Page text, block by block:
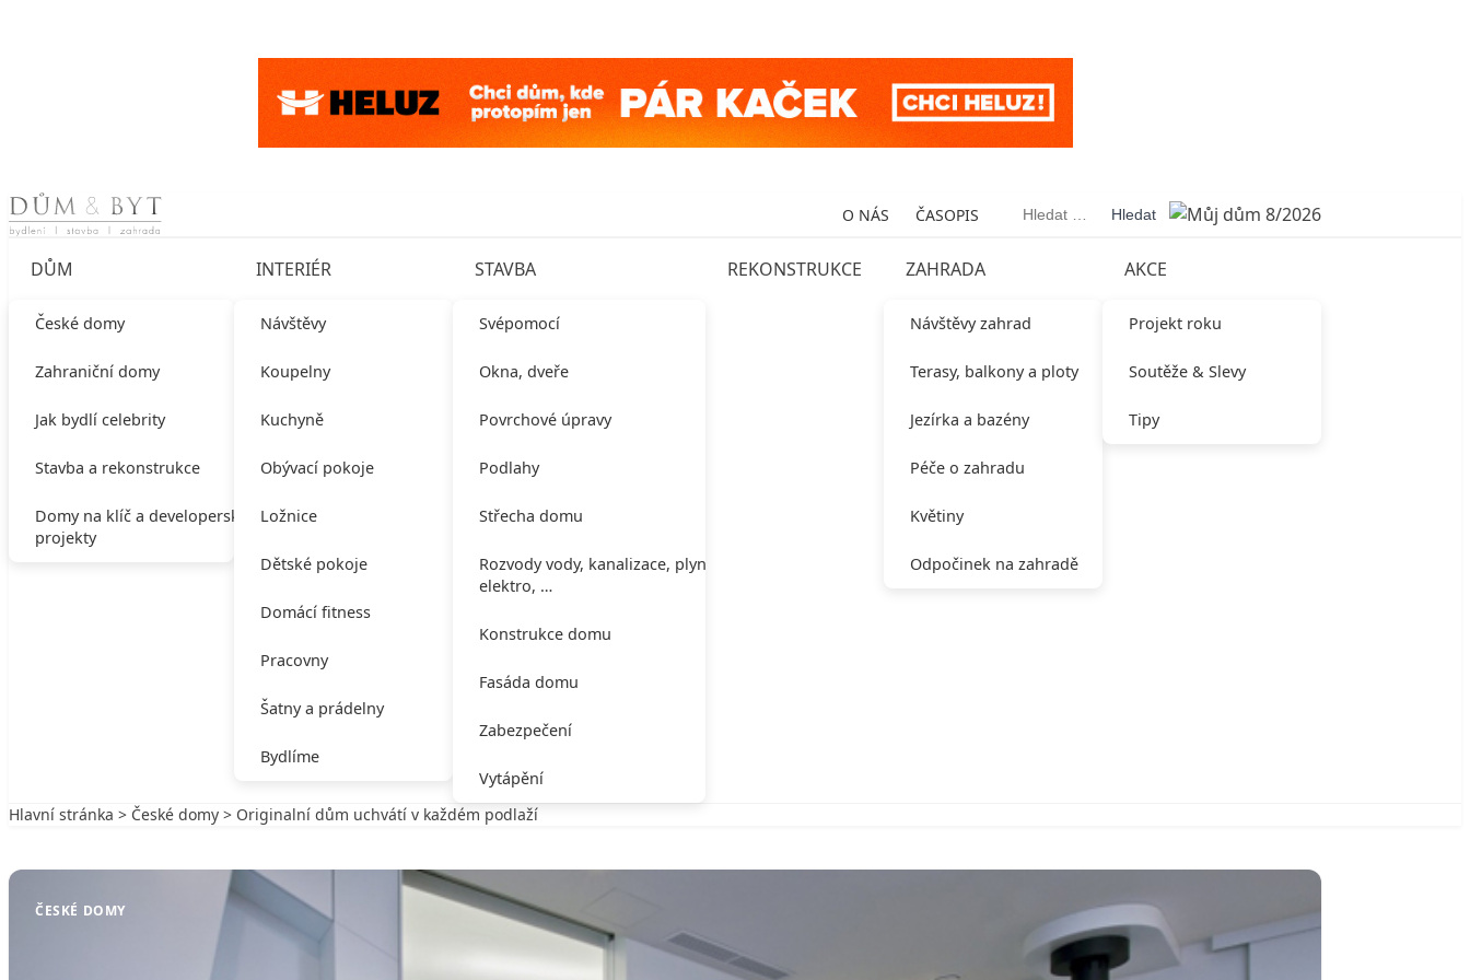
Skip to content O NÁS ČASOPIS Vyhledávání
DŮM
České domy
Zahraniční domy
Jak bydlí celebrity
Stavba a rekonstrukce
Domy na klíč a developerské
projekty
INTERIÉR
Návštěvy
Koupelny
Kuchyně
Obývací pokoje
Ložnice
Dětské pokoje
Domácí fitness
Pracovny
Šatny a prádelny
Bydlíme
STAVBA
Svépomocí
Okna, dveře
Povrchové úpravy
Podlahy
Střecha domu
Rozvody vody, kanalizace, plynu,
elektro, …
Konstrukce domu
Fasáda domu
Zabezpečení
Vytápění
REKONSTRUKCE ZAHRADA
Návštěvy zahrad
Terasy, balkony a ploty
Jezírka a bazény
Péče o zahradu
Květiny
Odpočinek na zahradě
AKCE
Projekt roku
Soutěže & Slevy
Tipy
Hlavní stránka > České domy > Originalní dům uchvátí v každém podlaží
ČESKÉ DOMY